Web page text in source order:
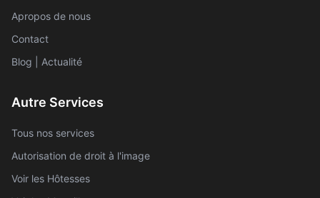
Apropos de nous
Contact
Blog | Actualité
Autre Services
Tous nos services
Autorisation de droit à l'image
Voir les Hôtesses